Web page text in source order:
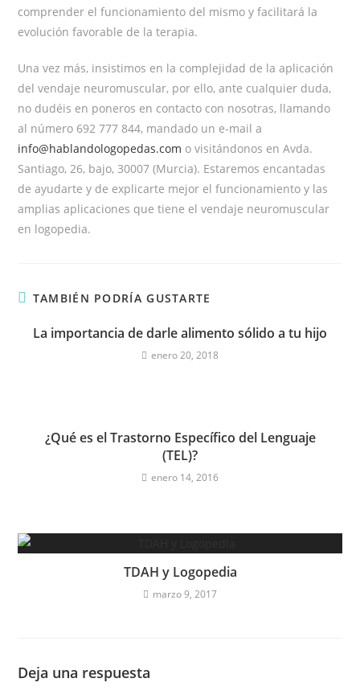
comprender el funcionamiento del mismo y facilitará la
evolución favorable de la terapia.
Una vez más, insistimos en la complejidad de la aplicación
del vendaje neuromuscular, por ello, ante cualquier duda,
no dudéis en poneros en contacto con nosotras, llamando
al número 692 777 844, mandado un e-mail a
info@hablandologopedas.com o visitándonos en Avda.
Santiago, 26, bajo, 30007 (Murcia). Estaremos encantadas
de ayudarte y de explicarte mejor el funcionamiento y las
amplias aplicaciones que tiene el vendaje neuromuscular
en logopedia.
TAMBIÉN PODRÍA GUSTARTE
La importancia de darle alimento sólido a tu hijo
enero 20, 2018
¿Qué es el Trastorno Específico del Lenguaje
(TEL)?
enero 14, 2016
TDAH y Logopedia
marzo 9, 2017
Deja una respuesta